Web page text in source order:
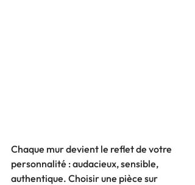
Chaque mur devient le reflet de votre
personnalité : audacieux, sensible,
authentique. Choisir une pièce sur